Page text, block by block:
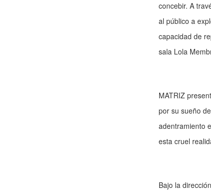
concebir. A
al público a
capacidad de
sala Lola
MATRIZ
por su sueño
adentramiento
esta cruel
Bajo la